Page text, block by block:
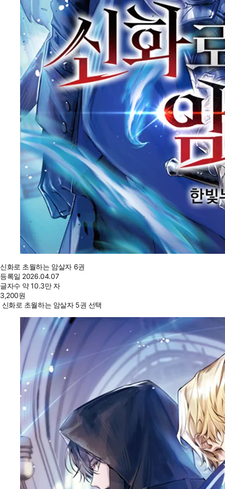
신화로 초월하는 암살자 6권
등록일 2026.04.07
글자수 약 10.3만 자
3,200원
신화로 초월하는 암살자 5권 선택